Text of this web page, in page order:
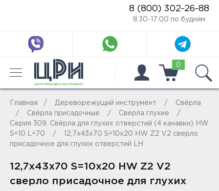
8 (800) 302-26-88
8:30-17:00 по будням
0
Главная Дереворежущий инструмент
Свёрла
Свёрла присадочные
Сверла глухие
Серия 309. Свёрла для глухих отверстий (4 канавки) HW
S=10 L=70
12,7x43x70 S=10x20 HW Z2 V2 сверло
присадочное для глухих отверстий LH
12,7x43x70 S=10x20 HW Z2 V2
сверло присадочное для глухих